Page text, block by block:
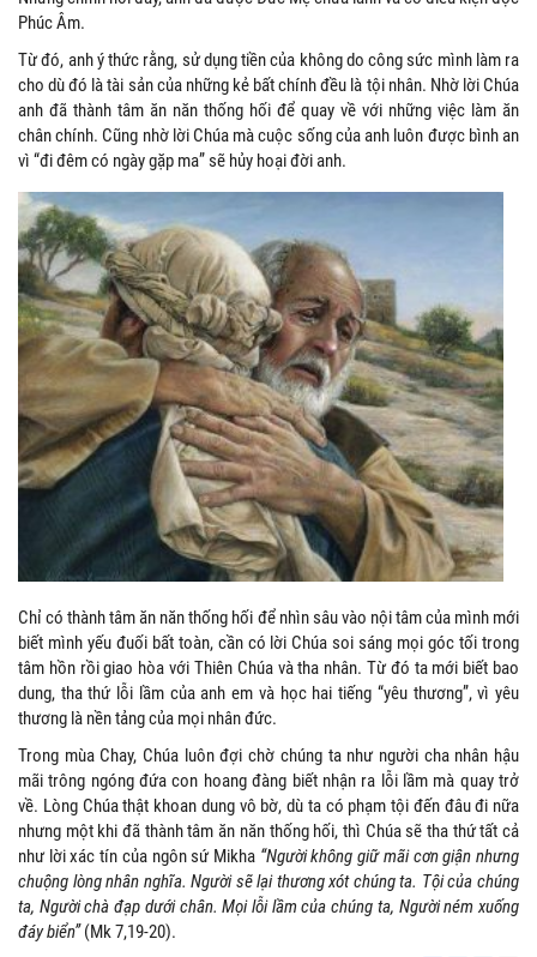
Phúc Âm.
Từ đó, anh ý thức rằng, sử dụng tiền của không do công sức mình làm ra
cho dù đó là tài sản của những kẻ bất chính đều là tội nhân. Nhờ lời Chúa
anh đã thành tâm ăn năn thống hối để quay về với những việc làm ăn
chân chính. Cũng nhờ lời Chúa mà cuộc sống của anh luôn được bình an
vì “đi đêm có ngày gặp ma” sẽ hủy hoại đời anh.
Chỉ có thành tâm ăn năn thống hối để nhìn sâu vào nội tâm của mình mới
biết mình yếu đuối bất toàn, cần có lời Chúa soi sáng mọi góc tối trong
tâm hồn rồi giao hòa với Thiên Chúa và tha nhân. Từ đó ta mới biết bao
dung, tha thứ lỗi lầm của anh em và học hai tiếng “yêu thương”, vì yêu
thương là nền tảng của mọi nhân đức.
Trong mùa Chay, Chúa luôn đợi chờ chúng ta như người cha nhân hậu
mãi trông ngóng đứa con hoang đàng biết nhận ra lỗi lầm mà quay trở
về. Lòng Chúa thật khoan dung vô bờ, dù ta có phạm tội đến đâu đi nữa
nhưng một khi đã thành tâm ăn năn thống hối, thì Chúa sẽ tha thứ tất cả
như lời xác tín của ngôn sứ Mikha “Người không giữ mãi cơn giận nhưng
chuộng lòng nhân nghĩa. Người sẽ lại thương xót chúng ta. Tội của chúng
ta, Người chà đạp dưới chân. Mọi lỗi lầm của chúng ta, Người ném xuống
đáy biển”(Mk 7,19-20).